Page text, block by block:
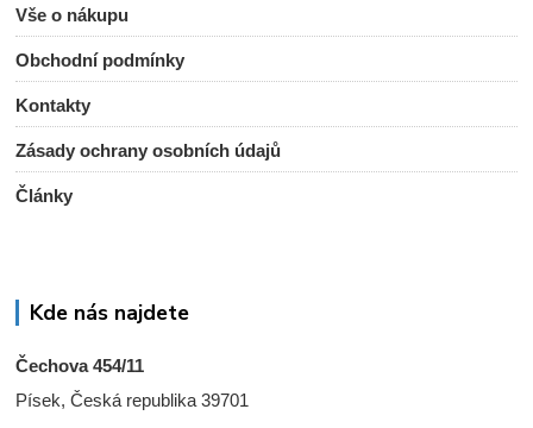
Vše o nákupu
Obchodní podmínky
Kontakty
Zásady ochrany osobních údajů
Články
Kde nás najdete
Čechova 454/11
Písek, Česká republika 39701